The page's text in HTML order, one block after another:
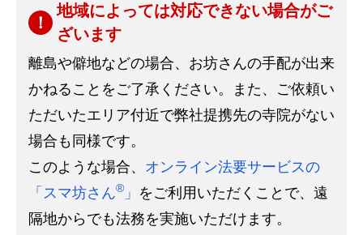
地域によっては対応できない場合がご
ざいます
離島や僻地などの場合、お坊さんの手配が出来
かねることをご了承ください。また、ご依頼い
ただいたエリア付近で弊社提携先の寺院がない
場合も同様です。
このような場合、 オンライン法要サービスの
「スマ坊さん® 」 をご利用いただくことで、遠
隔地からでも法務を実施いただけます。